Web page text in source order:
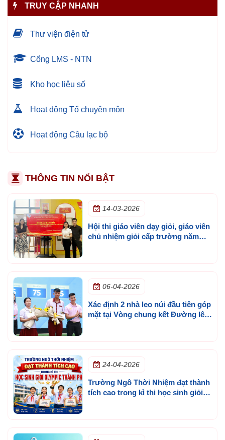
TRUY CẬP NHANH
Thư viện điện tử
Cổng LMS - NTN
Kho học liệu số
Hoạt động Tổ chuyên môn
Hoạt động Câu lạc bộ
THÔNG TIN NỔI BẬT
14-03-2026
Hội thi giáo viên dạy giỏi, giáo viên
chủ nhiệm giỏi cấp trường năm
06-04-2026
Xác định 2 nhà leo núi đầu tiên góp
mặt tại Vòng chung kết Đường lên
24-04-2026
Trường Ngô Thời Nhiệm đạt thành
tích cao trong kì thi học sinh giỏi